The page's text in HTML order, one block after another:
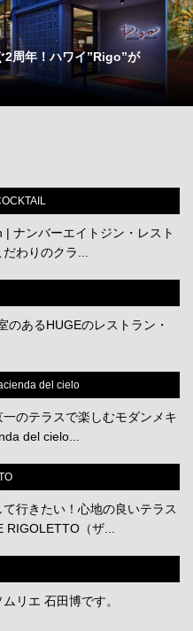
2周年！ハワイ”Rigo”が
| ナンバーエイトジン・レスト
わりのクラ...
のあるHUGEのレストラン・
del cielo
一のテラスで楽しむモダンメキ
del cielo...
て行きたい！心地の良いテラス
RIGOLETTO（ザ...
リエ 石田博です。